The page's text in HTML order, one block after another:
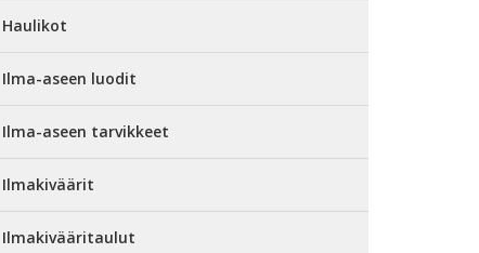
Haulikot
Ilma-aseen luodit
Ilma-aseen tarvikkeet
Ilmakiväärit
Ilmakivääritaulut